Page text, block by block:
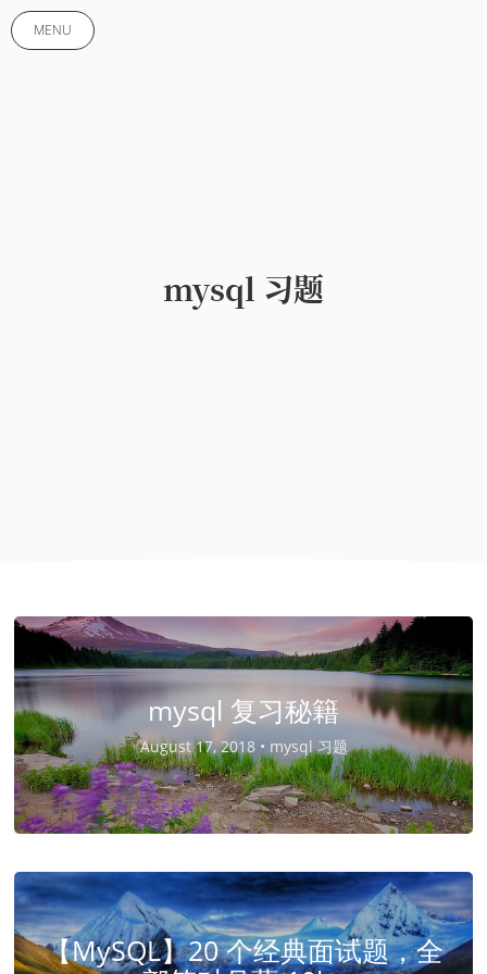
MENU
mysql 习题
mysql 复习秘籍
August 17, 2018 • mysql 习题
【MySQL】20 个经典面试题，全